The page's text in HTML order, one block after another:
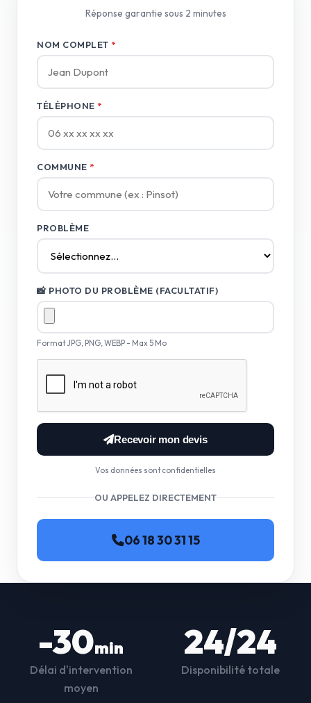
Réponse garantie sous 2 minutes
NOM COMPLET *
TÉLÉPHONE *
COMMUNE *
PROBLÈME
📸 PHOTO DU PROBLÈME (FACULTATIF)
Format JPG, PNG, WEBP - Max 5 Mo
Recevoir mon devis
Vos données sont confidentielles
OU APPELEZ DIRECTEMENT
06 18 30 31 15
-30min
Délai d'intervention
moyen
24/24
Disponibilité totale